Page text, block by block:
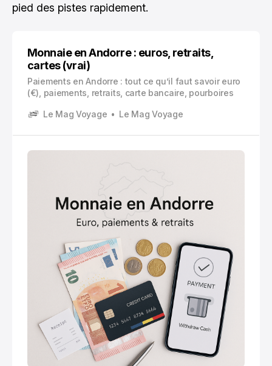
pied des pistes rapidement.
Monnaie en Andorre : euros, retraits,
cartes (vrai)
Paiements en Andorre : tout ce qu’il faut savoir euro
(€), paiements, retraits, carte bancaire, pourboires
Le Mag Voyage Le Mag Voyage